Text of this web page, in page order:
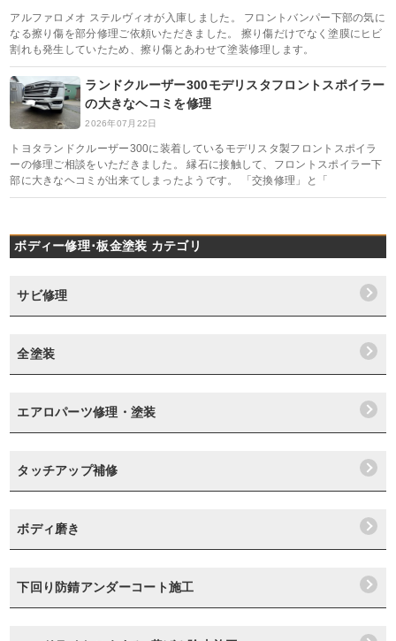
アルファロメオ ステルヴィオが入庫しました。 フロントバンパー下部の気に
なる擦り傷を部分修理ご依頼いただきました。 擦り傷だけでなく塗膜にヒビ
割れも発生していたため、擦り傷とあわせて塗装修理します。
ランドクルーザー300モデリスタフロントスポイラー
の大きなヘコミを修理
2026年07月22日
トヨタランドクルーザー300に装着しているモデリスタ製フロントスポイラ
ーの修理ご相談をいただきました。 縁石に接触して、フロントスポイラー下
部に大きなヘコミが出来てしまったようです。 「交換修理」と「
ボディー修理･板金塗装 カテゴリ
サビ修理
全塗装
エアロパーツ修理・塗装
タッチアップ補修
ボディ磨き
下回り防錆アンダーコート施工